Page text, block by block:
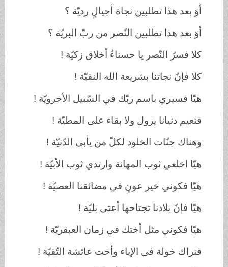
بعد هذا تطلبين نجاة أجيالٍ رديّة ؟
بعد هذا تطلبين النّصر من ربّ البريّة ؟
فسرّ النّصر يا حسناءُ أخلاق زكيّة !
فإنّ نجاتنا بشريعة الله النقيّة !
هيّا فسيري باسم ربّك في السّبيل الأخرويّة !
فنعيم دنيانا يزول ولا بقاء على المطيّة !
وهناك جنّات الخلود لكلّ من يأبى الدّنيّة !
هيّا اخلعي ثوب المهانة وارتدي ثوب الأبيّة !
هيّا فكوني خير عونٍ في مضائقنا العصيّة !
هيّا فإنّ بلادنا تجتاحها أعتى بليّة !
هيّا فكوني مثل أختك في زمان العبقريّة !
فنراك خولة في الإباء وأخت عائشة التّقيّة !